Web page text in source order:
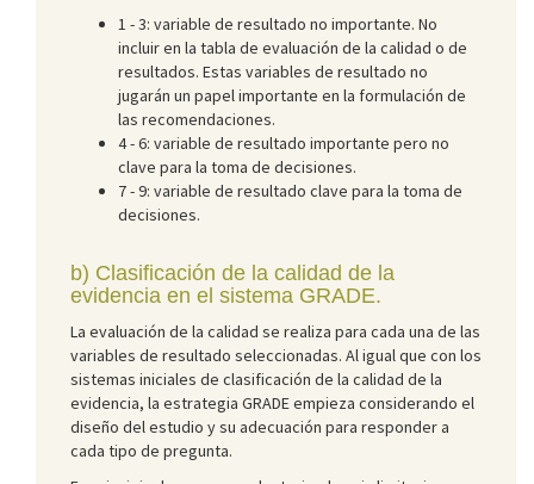
1 - 3: variable de resultado no importante. No
incluir en la tabla de evaluación de la calidad o de
resultados. Estas variables de resultado no
jugarán un papel importante en la formulación de
las recomendaciones.
4 - 6: variable de resultado importante pero no
clave para la toma de decisiones.
7 - 9: variable de resultado clave para la toma de
decisiones.
b) Clasificación de la calidad de la
evidencia en el sistema GRADE.
La evaluación de la calidad se realiza para cada una de las
variables de resultado seleccionadas. Al igual que con los
sistemas iniciales de clasificación de la calidad de la
evidencia, la estrategia GRADE empieza considerando el
diseño del estudio y su adecuación para responder a
cada tipo de pregunta.